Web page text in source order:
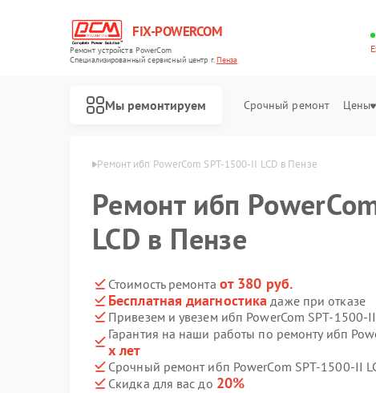
FIX-POWERCOM
Ремонт устройств PowerCom
Специализированный cервисный центр г.Пенза
Мы ремонтируем Срочный ремонт Цены
PowerCom в Пензе Ремонт ибп PowerCom SPT-1500-II LCD в Пензе
Ремонт ибп
LCD в Пензе
Стоимость ремонта от 380 руб.
Бесплатная диагностика даже при отказе
Привезем и увезем ибп PowerCom SPT-1500-
Гарантия на наши работы по ремонту ибп
х лет
Срочный ремонт ибп PowerCom SPT-1500-II
Скидка для вас до 20%